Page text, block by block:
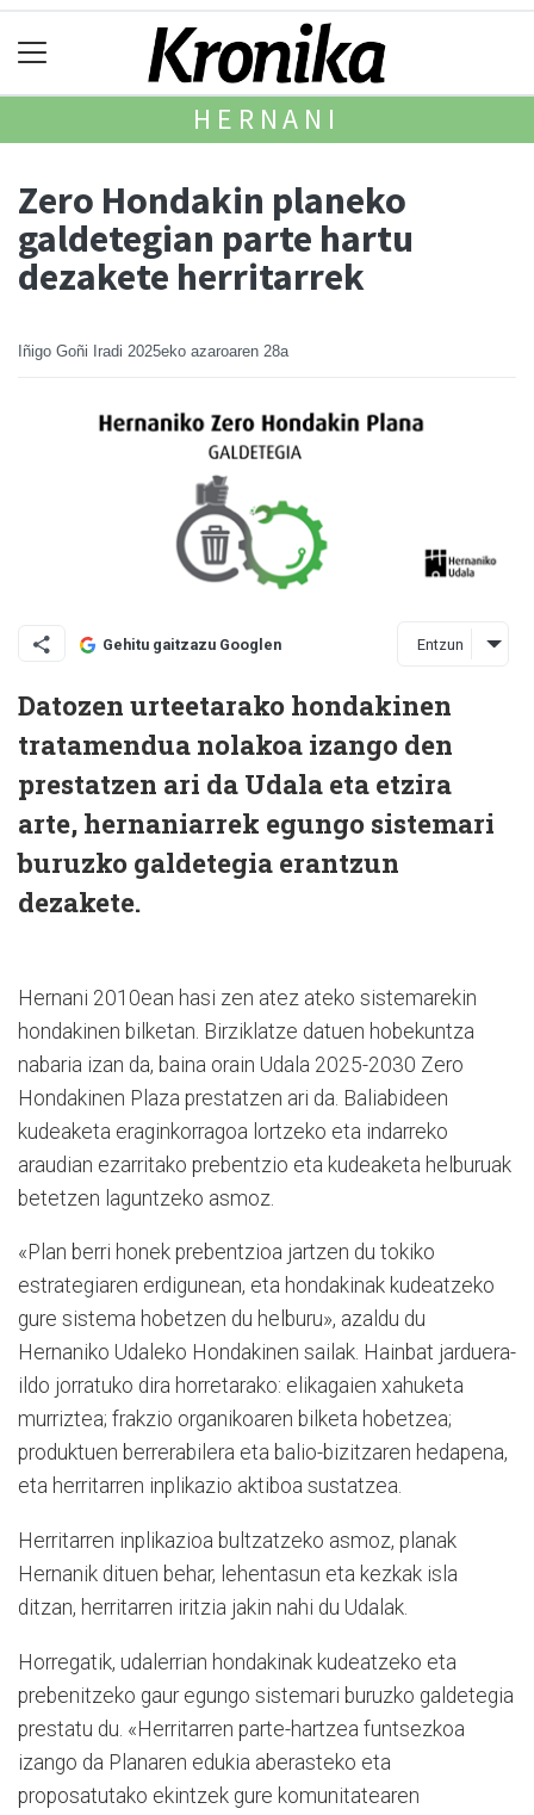
HERNANI
Zero Hondakin planeko
galdetegian parte hartu
dezakete herritarrek
Iñigo Goñi Iradi 2025eko azaroaren 28a
Gehitu gaitzazu Googlen Entzun
Datozen urteetarako hondakinen
tratamendua nolakoa izango den
prestatzen ari da Udala eta etzira
arte, hernaniarrek egungo sistemari
buruzko galdetegia erantzun
dezakete.
Hernani 2010ean hasi zen atez ateko sistemarekin
hondakinen bilketan. Birziklatze datuen hobekuntza
nabaria izan da, baina orain Udala 2025-2030 Zero
Hondakinen Plaza prestatzen ari da. Baliabideen
kudeaketa eraginkorragoa lortzeko eta indarreko
araudian ezarritako prebentzio eta kudeaketa helburuak
betetzen laguntzeko asmoz.
«Plan berri honek prebentzioa jartzen du tokiko
estrategiaren erdigunean, eta hondakinak kudeatzeko
gure sistema hobetzen du helburu», azaldu du
Hernaniko Udaleko Hondakinen sailak. Hainbat jarduera-
ildo jorratuko dira horretarako: elikagaien xahuketa
murriztea; frakzio organikoaren bilketa hobetzea;
produktuen berrerabilera eta balio-bizitzaren hedapena,
eta herritarren inplikazio aktiboa sustatzea.
Herritarren inplikazioa bultzatzeko asmoz, planak
Hernanik dituen behar, lehentasun eta kezkak isla
ditzan, herritarren iritzia jakin nahi du Udalak.
Horregatik, udalerrian hondakinak kudeatzeko eta
prebenitzeko gaur egungo sistemari buruzko galdetegia
prestatu du. «Herritarren parte-hartzea funtsezkoa
izango da Planaren edukia aberasteko eta
proposatutako ekintzek gure komunitatearen